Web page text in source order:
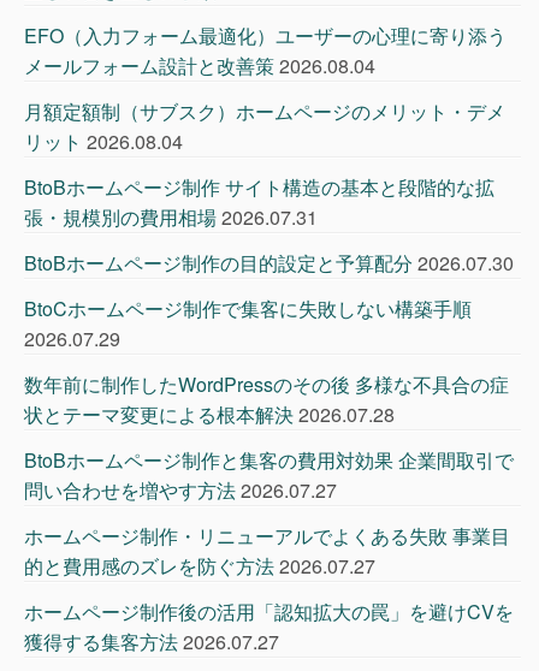
EFO（入力フォーム最適化）ユーザーの心理に寄り添う
メールフォーム設計と改善策2026.08.04
月額定額制（サブスク）ホームページのメリット・デメ
リット 2026.08.04
BtoBホームページ制作 サイト構造の基本と段階的な拡
張・規模別の費用相場2026.07.31
BtoBホームページ制作の目的設定と予算配分 2026.07.30
BtoCホームページ制作で集客に失敗しない構築手順
2026.07.29
数年前に制作したWordPressのその後 多様な不具合の症
状とテーマ変更による根本解決2026.07.28
BtoBホームページ制作と集客の費用対効果 企業間取引で
問い合わせを増やす方法2026.07.27
ホームページ制作・リニューアルでよくある失敗 事業目
的と費用感のズレを防ぐ方法2026.07.27
ホームページ制作後の活用「認知拡大の罠」を避けCVを
獲得する集客方法2026.07.27